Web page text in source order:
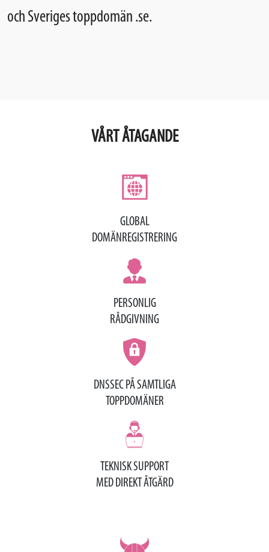
och Sveriges toppdomän .se.
VÅRT ÅTAGANDE
GLOBAL
DOMÄNREGISTRERING
PERSONLIG
RÅDGIVNING
DNSSEC PÅ SAMTLIGA
TOPPDOMÄNER
TEKNISK SUPPORT
MED DIREKT ÅTGÄRD